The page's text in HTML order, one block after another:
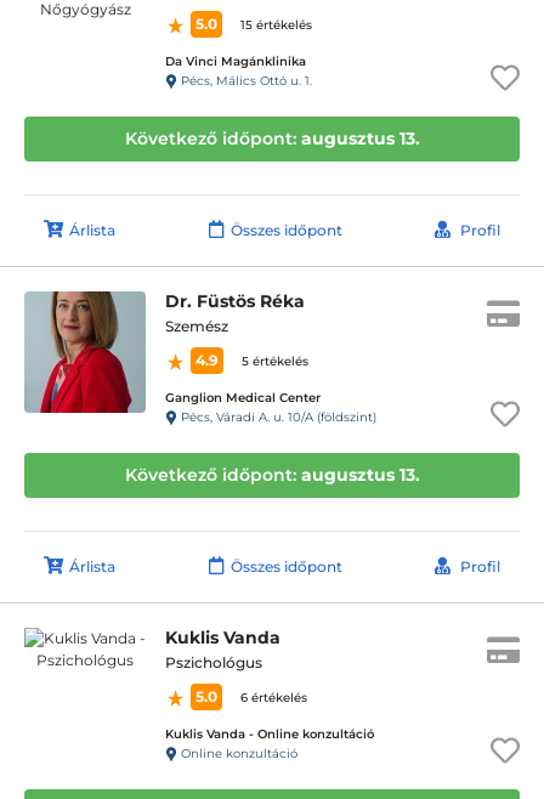
5.0
15 értékelés
Da Vinci Magánklinika
Pécs, Málics Ottó u. 1.
Következő időpont: augusztus 13.
Árlista Összes időpont Profil
Dr. Füstös Réka
Szemész
4.9
5 értékelés
Ganglion Medical Center
Pécs, Váradi A. u. 10/A (földszint)
Következő időpont: augusztus 13.
Árlista Összes időpont Profil
Kuklis Vanda
Pszichológus
5.0
6 értékelés
Kuklis Vanda - Online konzultáció
Online konzultáció